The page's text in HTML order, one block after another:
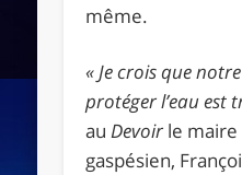
même.
«Je crois que
protéger l’eau est
auDevoir le maire
gaspésien,